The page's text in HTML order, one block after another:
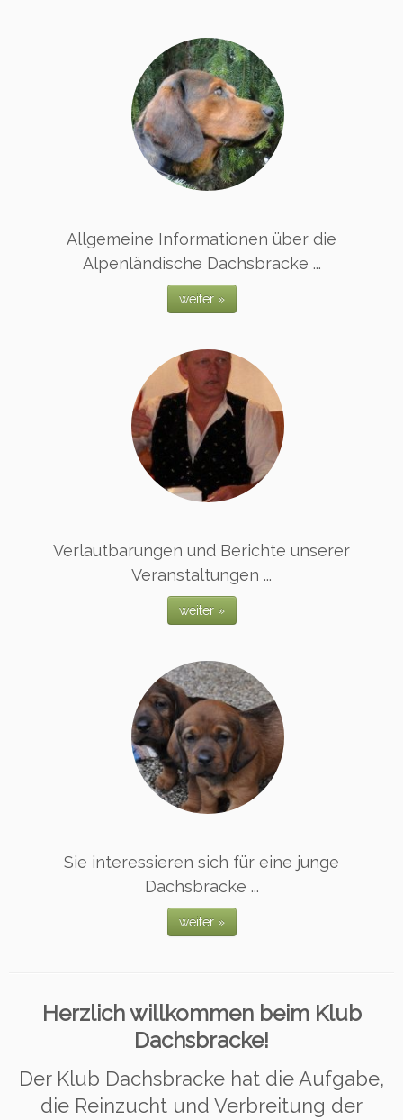
Allgemeine Informationen über die
Alpenländische Dachsbracke ...
weiter »
Verlautbarungen und Berichte unserer
Veranstaltungen ...
weiter »
Sie interessieren sich für eine junge
Dachsbracke ...
weiter »
Herzlich willkommen beim Klub
Dachsbracke!
Der Klub Dachsbracke hat die Aufgabe,
die Reinzucht und Verbreitung der